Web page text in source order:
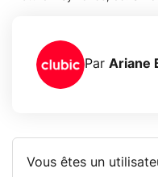
Par Ariane
Vous êtes un